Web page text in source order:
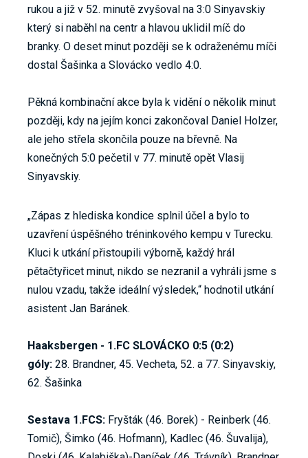
rukou a již v 52. minutě zvyšoval na 3:0 Sinyavskiy
který si naběhl na centr a hlavou uklidil míč do
branky. O deset minut později se k odraženému míči
dostal Šašinka a Slovácko vedlo 4:0.
Pěkná kombinační akce byla k vidění o několik minut
později, kdy na jejím konci zakončoval Daniel Holzer,
ale jeho střela skončila pouze na břevně. Na
konečných 5:0 pečetil v 77. minutě opět Vlasij
Sinyavskiy.
„Zápas z hlediska kondice splnil účel a bylo to
uzavření úspěšného tréninkového kempu v Turecku.
Kluci k utkání přistoupili výborně, každý hrál
pětačtyřicet minut, nikdo se nezranil a vyhráli jsme s
nulou vzadu, takže ideální výsledek,“ hodnotil utkání
asistent Jan Baránek.
Haaksbergen - 1.FC SLOVÁCKO 0:5 (0:2)
góly: 28. Brandner, 45. Vecheta, 52. a 77. Sinyavskiy,
62. Šašinka
Sestava 1.FCS: Fryšták (46. Borek) - Reinberk (46.
Tomič), Šimko (46. Hofmann), Kadlec (46. Šuvalija),